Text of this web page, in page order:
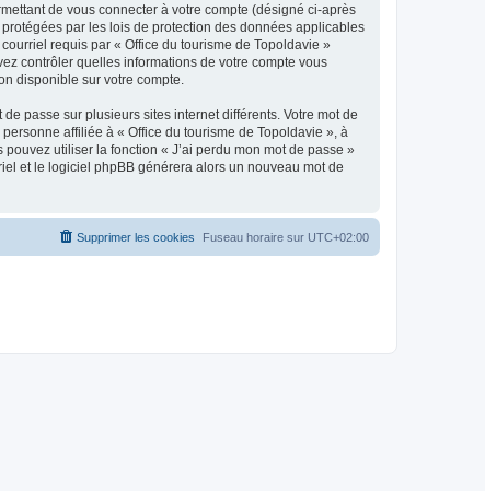
de vous connecter à votre compte (désigné ci-après
par les lois de protection des données applicables
requis par « Office du tourisme de Topoldavie »
contrôler quelles informations de votre compte vous
disponible sur votre compte.
passe sur plusieurs sites internet différents. Votre mot de
affiliée à « Office du tourisme de Topoldavie », à
utiliser la fonction « J’ai perdu mon mot de passe »
et le logiciel phpBB générera alors un nouveau mot de
Fuseau horaire sur UTC+02:00
Supprimer les cookies